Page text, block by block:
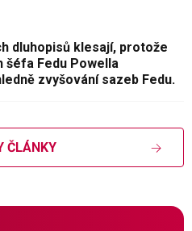
dluhopisů klesají, protože
šéfa Fedu Powella
zvyšování sazeb Fedu.
ČLÁNKY